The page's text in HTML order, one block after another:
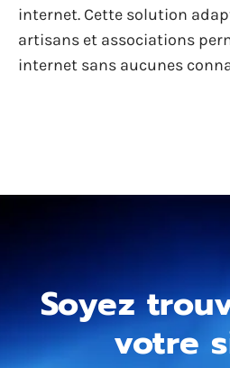
internet. Cette solution
artisans et associations
internet sans aucunes
Soyez
votre